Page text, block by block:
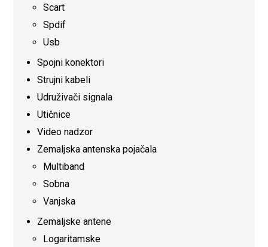
Scart
Spdif
Usb
Spojni konektori
Strujni kabeli
Udruživači signala
Utičnice
Video nadzor
Zemaljska antenska pojačala
Multiband
Sobna
Vanjska
Zemaljske antene
Logaritamske